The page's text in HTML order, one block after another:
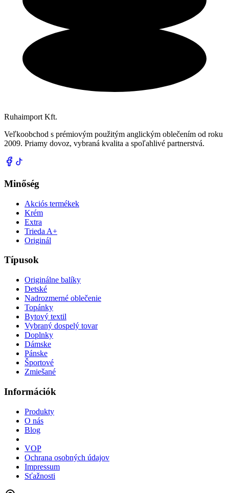
Ruhaimport Kft.
Veľkoobchod s prémiovým použitým anglickým oblečením od roku
2009. Priamy dovoz, vybraná kvalita a spoľahlivé partnerstvá.
Minőség
Akciós termékek
Krém
Extra
Trieda A+
Originál
Típusok
Originálne balíky
Detské
Nadrozmerné oblečenie
Topánky
Bytový textil
Vybraný dospelý tovar
Doplnky
Dámske
Pánske
Športové
Zmiešané
Információk
Produkty
O nás
Blog
VOP
Ochrana osobných údajov
Impressum
Sťažnosti